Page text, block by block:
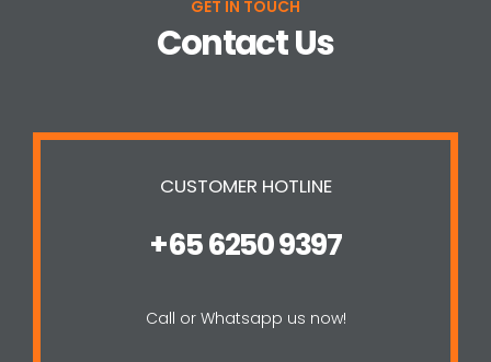
GET IN TOUCH
Contact Us
CUSTOMER HOTLINE
+65 6250 9397
Call or Whatsapp us now!